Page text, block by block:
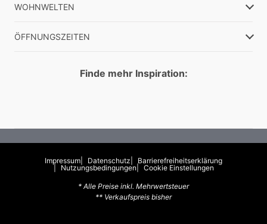
WOHNWELTEN
ÖFFNUNGSZEITEN
Finde mehr Inspiration:
Impressum Datenschutz
Barrierefreiheitserklärung
Nutzungsbedingungen
Cookie Einstellungen
* Alle Preise inkl. Mehrwertsteuer
** Verkaufspreis bisher